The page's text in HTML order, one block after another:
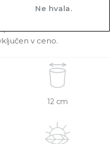
izdelku na fotografiji.
plastičnih sadilnih
v ceno.
12 cm
Ne hvala.